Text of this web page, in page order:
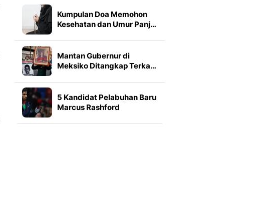
Kumpulan Doa Memohon
Kesehatan dan Umur Panj…
Mantan Gubernur di
Meksiko Ditangkap Terka…
5 Kandidat Pelabuhan Baru
Marcus Rashford